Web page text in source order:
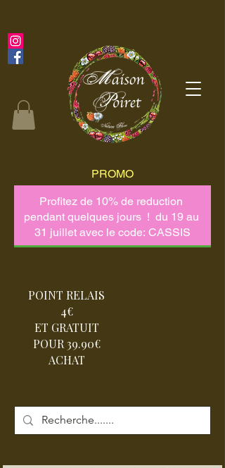
POINT RELAIS
4€
ET GRATUIT
POUR 39.90€
ACHAT
PROMO